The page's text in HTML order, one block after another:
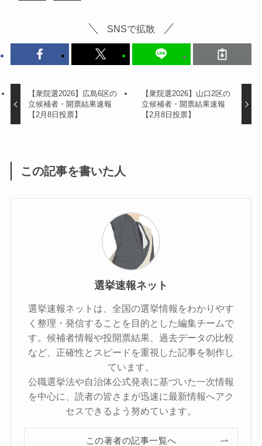
SNSで拡散
【衆院選2026】広島6区の
立候補者・開票結果速報
【2月8日投票】
【衆院選2026】山口2区の
立候補者・開票結果速報
【2月8日投票】
この記事を書いた人
選挙速報ネット
選挙速報ネットは、全国の選挙情報をわかりやす
く整理・発信することを目的とした編集チームで
す。候補者情報や投開票結果、過去データの比較
など、正確性とスピードを重視した記事を制作し
ています。
公職選挙法や自治体公式発表に基づいた一次情報
を中心に、読者の皆さまが迅速に最新情報へアク
セスできるよう努めています。
この著者の記事一覧へ